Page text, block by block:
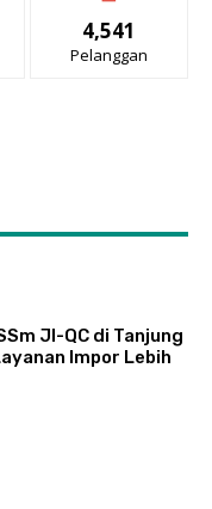
4,541
Pelanggan
JI-QC di Tanjung
Impor Lebih